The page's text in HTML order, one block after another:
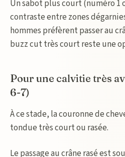
Un sabot plus court (numéro 1
contraste entre zones
hommes préfèrent passer au
buzz cut très court reste une
Pour une calvitie très
6-7)
À ce stade, la couronne de
tondue très court ou rasée.
Le passage au crâne rasé est